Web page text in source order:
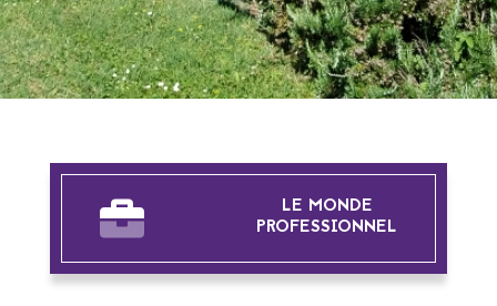
LE MONDE
PROFESSIONNEL